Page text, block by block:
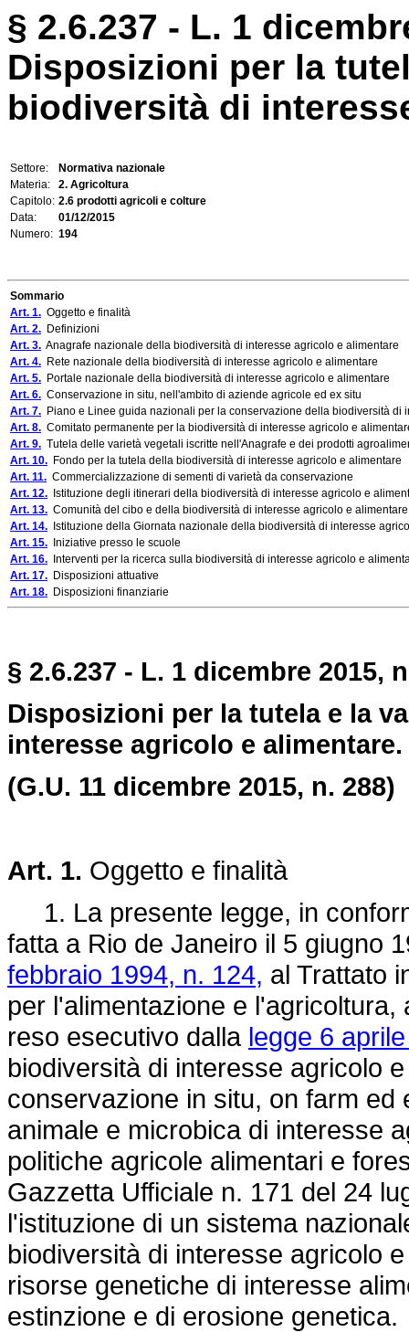
§ 2.6.237 - L. 1
Disposizioni per la
biodiversità di
Settore:
Normativa nazionale
Materia:
2. Agricoltura
Capitolo: 2.6 prodotti agricoli e colture
Data:
01/12/2015
Numero: 194
Sommario
Art. 1. Oggetto e finalità
Art. 2. Definizioni
Art. 3. Anagrafe nazionale della biodiversità di interesse agricolo e alimentare
Art. 4. Rete nazionale della biodiversità di interesse agricolo e alimentare
Art. 5. Portale nazionale della biodiversità di interesse agricolo e alimentare
Art. 6. Conservazione in situ, nell'ambito di aziende agricole ed ex situ
Art. 7. Piano e Linee guida nazionali per la conservazione della biodiversità di
Art. 8. Comitato permanente per la biodiversità di interesse agricolo e
Art. 9. Tutela delle varietà vegetali iscritte nell'Anagrafe e dei prodotti
Art. 10. Fondo per la tutela della biodiversità di interesse agricolo e alimentare
Art. 11. Commercializzazione di sementi di varietà da conservazione
Art. 12. Istituzione degli itinerari della biodiversità di interesse agricolo e
Art. 13. Comunità del cibo e della biodiversità di interesse agricolo e alimentare
Art. 14. Istituzione della Giornata nazionale della biodiversità di interesse
Art. 15. Iniziative presso le scuole
Art. 16. Interventi per la ricerca sulla biodiversità di interesse agricolo e
Art. 17. Disposizioni attuative
Art. 18. Disposizioni finanziarie
§ 2.6.237 - L. 1 dicembre 2015,
Disposizioni per la tutela e la
interesse agricolo e alimentare.
(G.U. 11 dicembre 2015, n. 288)
Art. 1. Oggetto e finalità
1. La presente legge, in
fatta a Rio de Janeiro il 5 giugno
febbraio 1994, n. 124, al Trattato
per l'alimentazione e
reso esecutivo dalla legge 6
biodiversità di interesse agricolo
conservazione in situ, on farm
animale e microbica di interesse
politiche agricole alimentari e
Gazzetta Ufficiale n. 171 del 24
l'istituzione di un sistema
biodiversità di interesse agricolo
risorse genetiche di interesse
estinzione e di erosione genetica.